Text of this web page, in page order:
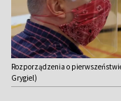
Rozporządzenia o
Grygiel)